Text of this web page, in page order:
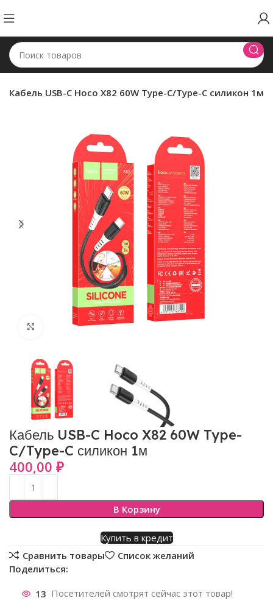
Кабель USB-C Hoco X82 60W Type-C/Type-C силикон 1м
Нажмите, чтобы увеличить
Кабель USB-C Hoco X82 60W Type-
C/Type-C силикон 1м
400,00₽
В Корзину
Купить в кредит
Сравнить товары
Список желаний
Поделиться:
13 Посетителей смотрят сейчас этот товар!